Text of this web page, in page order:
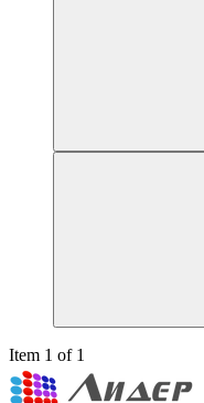
Item 1 of 1